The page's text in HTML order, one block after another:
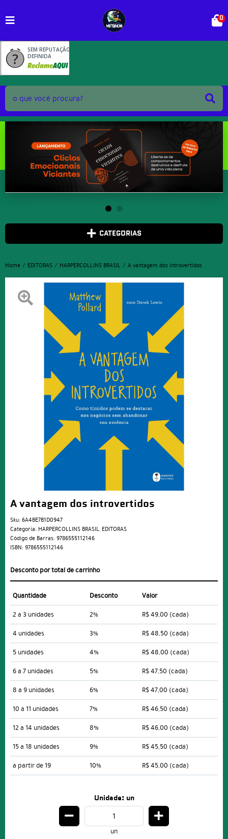
SEM REPUTAÇÃO
DEFINIDA
0
CATEGORIAS
Home EDITORAS HARPERCOLLINS BRASIL A vantagem dos introvertidos
A vantagem dos introvertidos
Sku: 6A4BE7B1D0947
Categoria: HARPERCOLLINS BRASIL, EDITORAS
Código de Barras: 9786555112146
ISBN: 9786555112146
Desconto por total de carrinho
Quantidade Desconto
Valor
2 a 3 unidades
2% R$ 49,00 (cada)
4 unidades
3% R$ 48,50 (cada)
5 unidades
4% R$ 48,00 (cada)
6 a 7 unidades
5% R$ 47,50 (cada)
8 a 9 unidades
6% R$ 47,00 (cada)
10 a 11 unidades
7% R$ 46,50 (cada)
12 a 14 unidades
8% R$ 46,00 (cada)
15 a 18 unidades
9% R$ 45,50 (cada)
a partir de 19
10% R$ 45,00 (cada)
Unidade: un
un